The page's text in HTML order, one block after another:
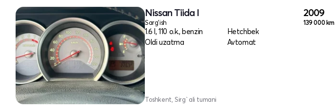
Nissan Tiida I
Sarg'ish
1.6 l, 110 o.k., benzin
Hetchbek
Oldi uzatma
Avtomat
2009
139 000 km
Toshkent, Sirg`ali tumani